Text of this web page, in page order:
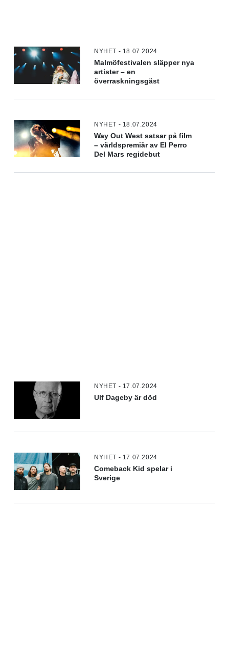
NYHET - 18.07.2024
Malmöfestivalen släpper nya
artister – en
överraskningsgäst
NYHET - 18.07.2024
Way Out West satsar på film
– världspremiär av El Perro
Del Mars regidebut
NYHET - 17.07.2024
Ulf Dageby är död
NYHET - 17.07.2024
Comeback Kid spelar i
Sverige